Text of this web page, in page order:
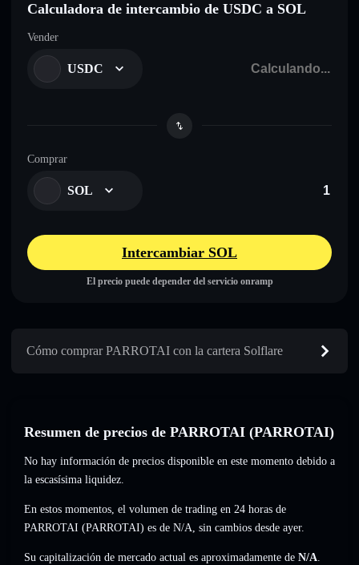
Calculadora de intercambio de USDC a SOL
Vender
USDC
Comprar
SOL
Intercambiar SOL
El precio puede depender del servicio onramp
Cómo comprar PARROTAI con la cartera Solflare
Resumen de precios de PARROTAI (PARROTAI)
No hay información de precios disponible en este momento debido a
la escasísima liquidez.
En estos momentos, el volumen de trading en 24 horas de
PARROTAI (PARROTAI) es de N/A, sin cambios desde ayer.
Su capitalización de mercado actual es aproximadamente de N/A.